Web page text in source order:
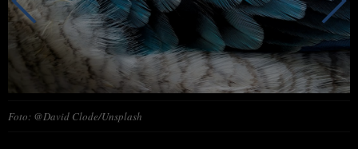
Foto: @David Clode/Unsplash